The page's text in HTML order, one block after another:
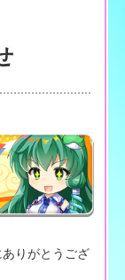
りがとうござ